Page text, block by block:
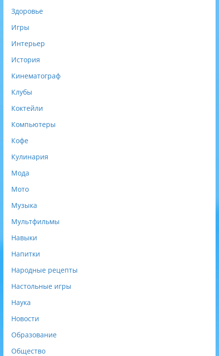
Здоровье
Игры
Интерьер
История
Кинематограф
Клубы
Коктейли
Компьютеры
Кофе
Кулинария
Мода
Мото
Музыка
Мультфильмы
Навыки
Напитки
Народные рецепты
Настольные игры
Наука
Новости
Образование
Общество